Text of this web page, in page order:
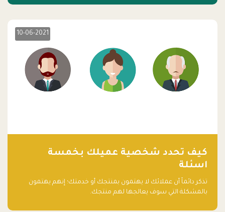
10-06-2021
كيف تحدد شخصية عميلك بخمسة
اسئلة
تذكر دائماً أن عملائك لا يهتمون بمنتجك أو خدمتك؛ إنهم يهتمون
بالمشكلة التي سوف يعالجها لهم منتجك.